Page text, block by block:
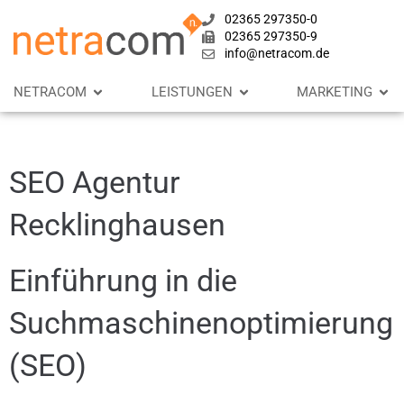
02365 297350-0
02365 297350-9
info@netracom.de
NETRACOM LEISTUNGEN MARKETING
SEO Agentur
Recklinghausen
Einführung in die
Suchmaschinenoptimierung
(SEO)